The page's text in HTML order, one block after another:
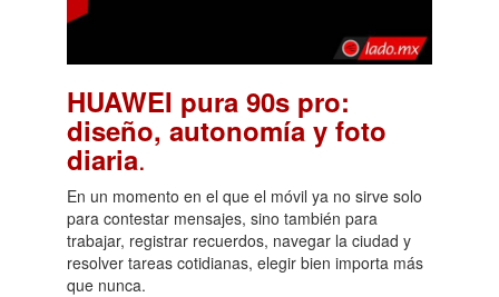
HUAWEI pura 90s pro:
diseño, autonomía y foto
diaria.
En un momento en el que el móvil ya no sirve solo
para contestar mensajes, sino también para
trabajar, registrar recuerdos, navegar la ciudad y
resolver tareas cotidianas, elegir bien importa más
que nunca.